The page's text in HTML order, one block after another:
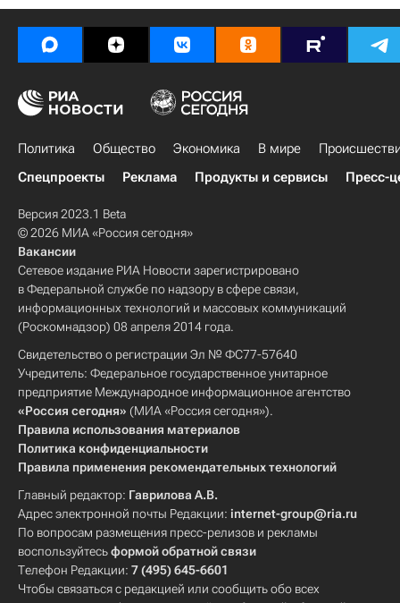
Политика Общество Экономика В мире
Спецпроекты
Реклама Продукты и сервисы Пресс-
Версия 2023.1 Beta
© 2026 МИА «Россия сегодня»
Вакансии
Сетевое издание РИА Новости зарегистрировано
в Федеральной службе по надзору в сфере связи,
информационных технологий и массовых коммуникаций
(Роскомнадзор) 08 апреля 2014 года.
Свидетельство о регистрации Эл № ФС77-57640
Учредитель: Федеральное государственное унитарное
предприятие Международное информационное агентство
«Россия сегодня» (МИА «Россия сегодня»).
Правила использования материалов
Политика конфиденциальности
Правила применения рекомендательных технологий
Главный редактор: Гаврилова А.В.
Адрес электронной почты Редакции: internet-group@ria.ru
По вопросам размещения пресс-релизов и рекламы
воспользуйтесьформой обратной связи
Телефон Редакции: 7 (495) 645-6601
Чтобы связаться с редакцией или сообщить обо всех